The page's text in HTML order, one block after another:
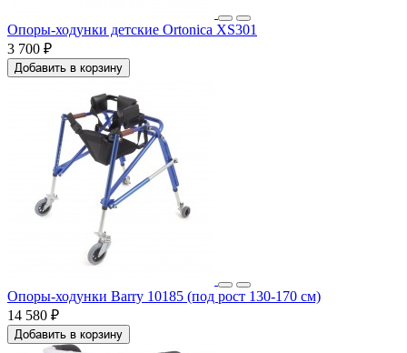
Опоры-ходунки детские Ortonica XS301
3 700 ₽
Добавить в корзину
Опоры-ходунки Barry 10185 (под рост 130-170 см)
14 580 ₽
Добавить в корзину